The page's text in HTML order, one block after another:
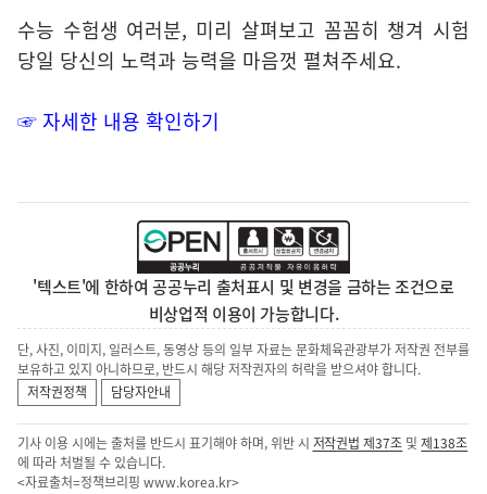
수능 수험생 여러분, 미리 살펴보고 꼼꼼히 챙겨 시험
당일 당신의 노력과 능력을 마음껏 펼쳐주세요.
☞ 자세한 내용 확인하기
'텍스트'에 한하여 공공누리 출처표시 및 변경을 금하는 조건으로
비상업적 이용이 가능합니다.
단, 사진, 이미지, 일러스트, 동영상 등의 일부 자료는 문화체육관광부가 저작권 전부를
보유하고 있지 아니하므로, 반드시 해당 저작권자의 허락을 받으셔야 합니다.
저작권정책
담당자안내
기사 이용 시에는 출처를 반드시 표기해야 하며, 위반 시 저작권법 제37조 및제138조
에 따라 처벌될 수 있습니다.
<자료출처=정책브리핑 www.korea.kr>